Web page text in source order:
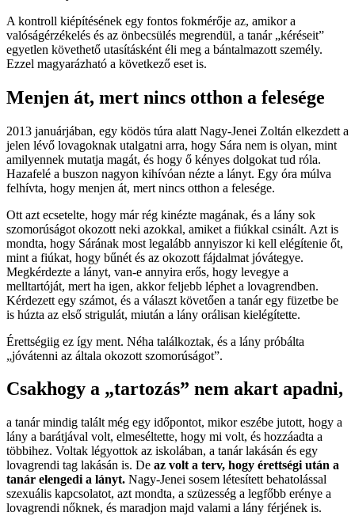
A kontroll kiépítésének egy fontos fokmérője az, amikor a
valóságérzékelés és az önbecsülés megrendül, a tanár „kéréseit”
egyetlen követhető utasításként éli meg a bántalmazott személy.
Ezzel magyarázható a következő eset is.
Menjen át, mert nincs otthon a felesége
2013 januárjában, egy ködös túra alatt Nagy-Jenei Zoltán elkezdett a
jelen lévő lovagoknak utalgatni arra, hogy Sára nem is olyan, mint
amilyennek mutatja magát, és hogy ő kényes dolgokat tud róla.
Hazafelé a buszon nagyon kihívóan nézte a lányt. Egy óra múlva
felhívta, hogy menjen át, mert nincs otthon a felesége.
Ott azt ecsetelte, hogy már rég kinézte magának, és a lány sok
szomorúságot okozott neki azokkal, amiket a fiúkkal csinált. Azt is
mondta, hogy Sárának most legalább annyiszor ki kell elégítenie őt,
mint a fiúkat, hogy bűnét és az okozott fájdalmat jóvátegye.
Megkérdezte a lányt, van-e annyira erős, hogy levegye a
melltartóját, mert ha igen, akkor feljebb léphet a lovagrendben.
Kérdezett egy számot, és a választ követően a tanár egy füzetbe be
is húzta az első strigulát, miután a lány orálisan kielégítette.
Érettségiig ez így ment. Néha találkoztak, és a lány próbálta
„jóvátenni az általa okozott szomorúságot”.
Csakhogy a „tartozás” nem akart apadni,
a tanár mindig talált még egy időpontot, mikor eszébe jutott, hogy a
lány a barátjával volt, elmeséltette, hogy mi volt, és hozzáadta a
többihez. Voltak légyottok az iskolában, a tanár lakásán és egy
lovagrendi tag lakásán is. De az volt a terv, hogy érettségi után a
tanár elengedi a lányt. Nagy-Jenei sosem létesített behatolással
szexuális kapcsolatot, azt mondta, a szüzesség a legfőbb erénye a
lovagrendi nőknek, és maradjon majd valami a lány férjének is.